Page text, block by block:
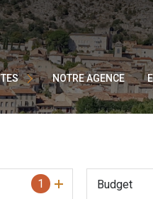
EN PIERRES
AVEC GÎTES
NOTRE AGENCE
1 Budget